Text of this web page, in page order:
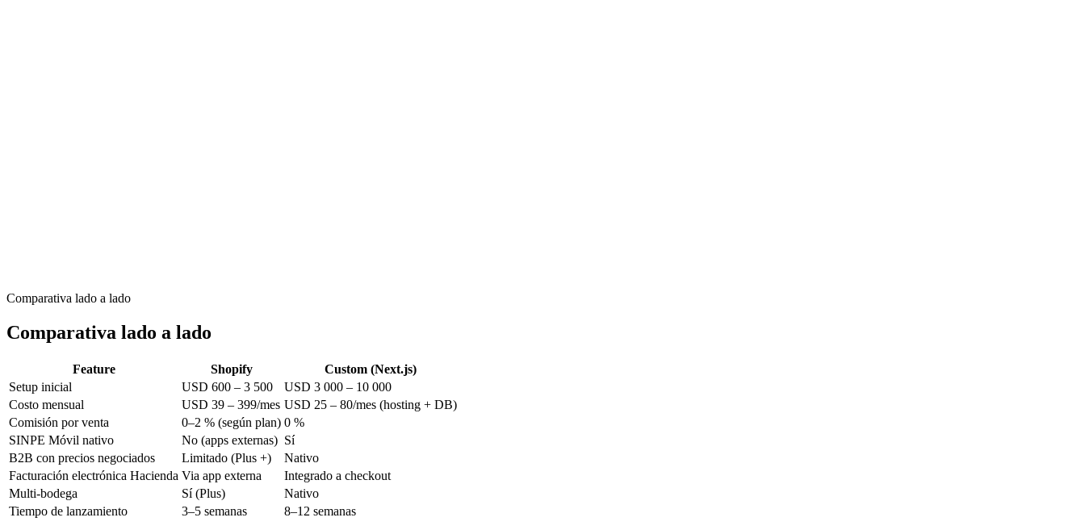
Comparativa lado a lado
Comparativa lado a lado
Feature Shopify
Custom (Next.js)
Setup inicial
USD 600 – 3 500
USD 3 000 – 10 000
Costo mensual
USD 39 – 399/mes USD 25 – 80/mes (hosting + DB)
Comisión por venta
0–2 % (según plan) 0 %
SINPE Móvil nativo
No (apps externas) Sí
B2B con precios negociados
Limitado (Plus +)
Nativo
Facturación electrónica Hacienda Via app externa
Integrado a checkout
Multi-bodega
Sí (Plus)
Nativo
Tiempo de lanzamiento
3–5 semanas 8–12 semanas